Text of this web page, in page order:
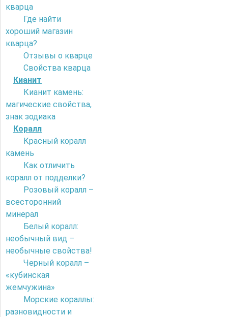
кварца
Где найти
хороший магазин
кварца?
Отзывы о кварце
Свойства кварца
Кианит
Кианит камень:
магические свойства,
знак зодиака
Коралл
Красный коралл
камень
Как отличить
коралл от подделки?
Розовый коралл –
всесторонний
минерал
Белый коралл:
необычный вид –
необычные свойства!
Черный коралл –
«кубинская
жемчужина»
Морские кораллы:
разновидности и